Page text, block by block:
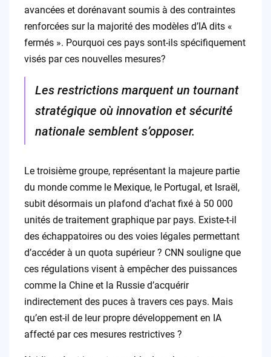
avancées et dorénavant soumis à des contraintes
renforcées sur la majorité des modèles d’IA dits «
fermés ». Pourquoi ces pays sont-ils spécifiquement
visés par ces nouvelles mesures?
Les restrictions marquent un tournant
stratégique où innovation et sécurité
nationale semblent s’opposer.
Le troisième groupe, représentant la majeure partie
du monde comme le Mexique, le Portugal, et Israël,
subit désormais un plafond d’achat fixé à 50 000
unités de traitement graphique par pays. Existe-t-il
des échappatoires ou des voies légales permettant
d’accéder à un quota supérieur ? CNN souligne que
ces régulations visent à empêcher des puissances
comme la Chine et la Russie d’acquérir
indirectement des puces à travers ces pays. Mais
qu’en est-il de leur propre développement en IA
affecté par ces mesures restrictives ?